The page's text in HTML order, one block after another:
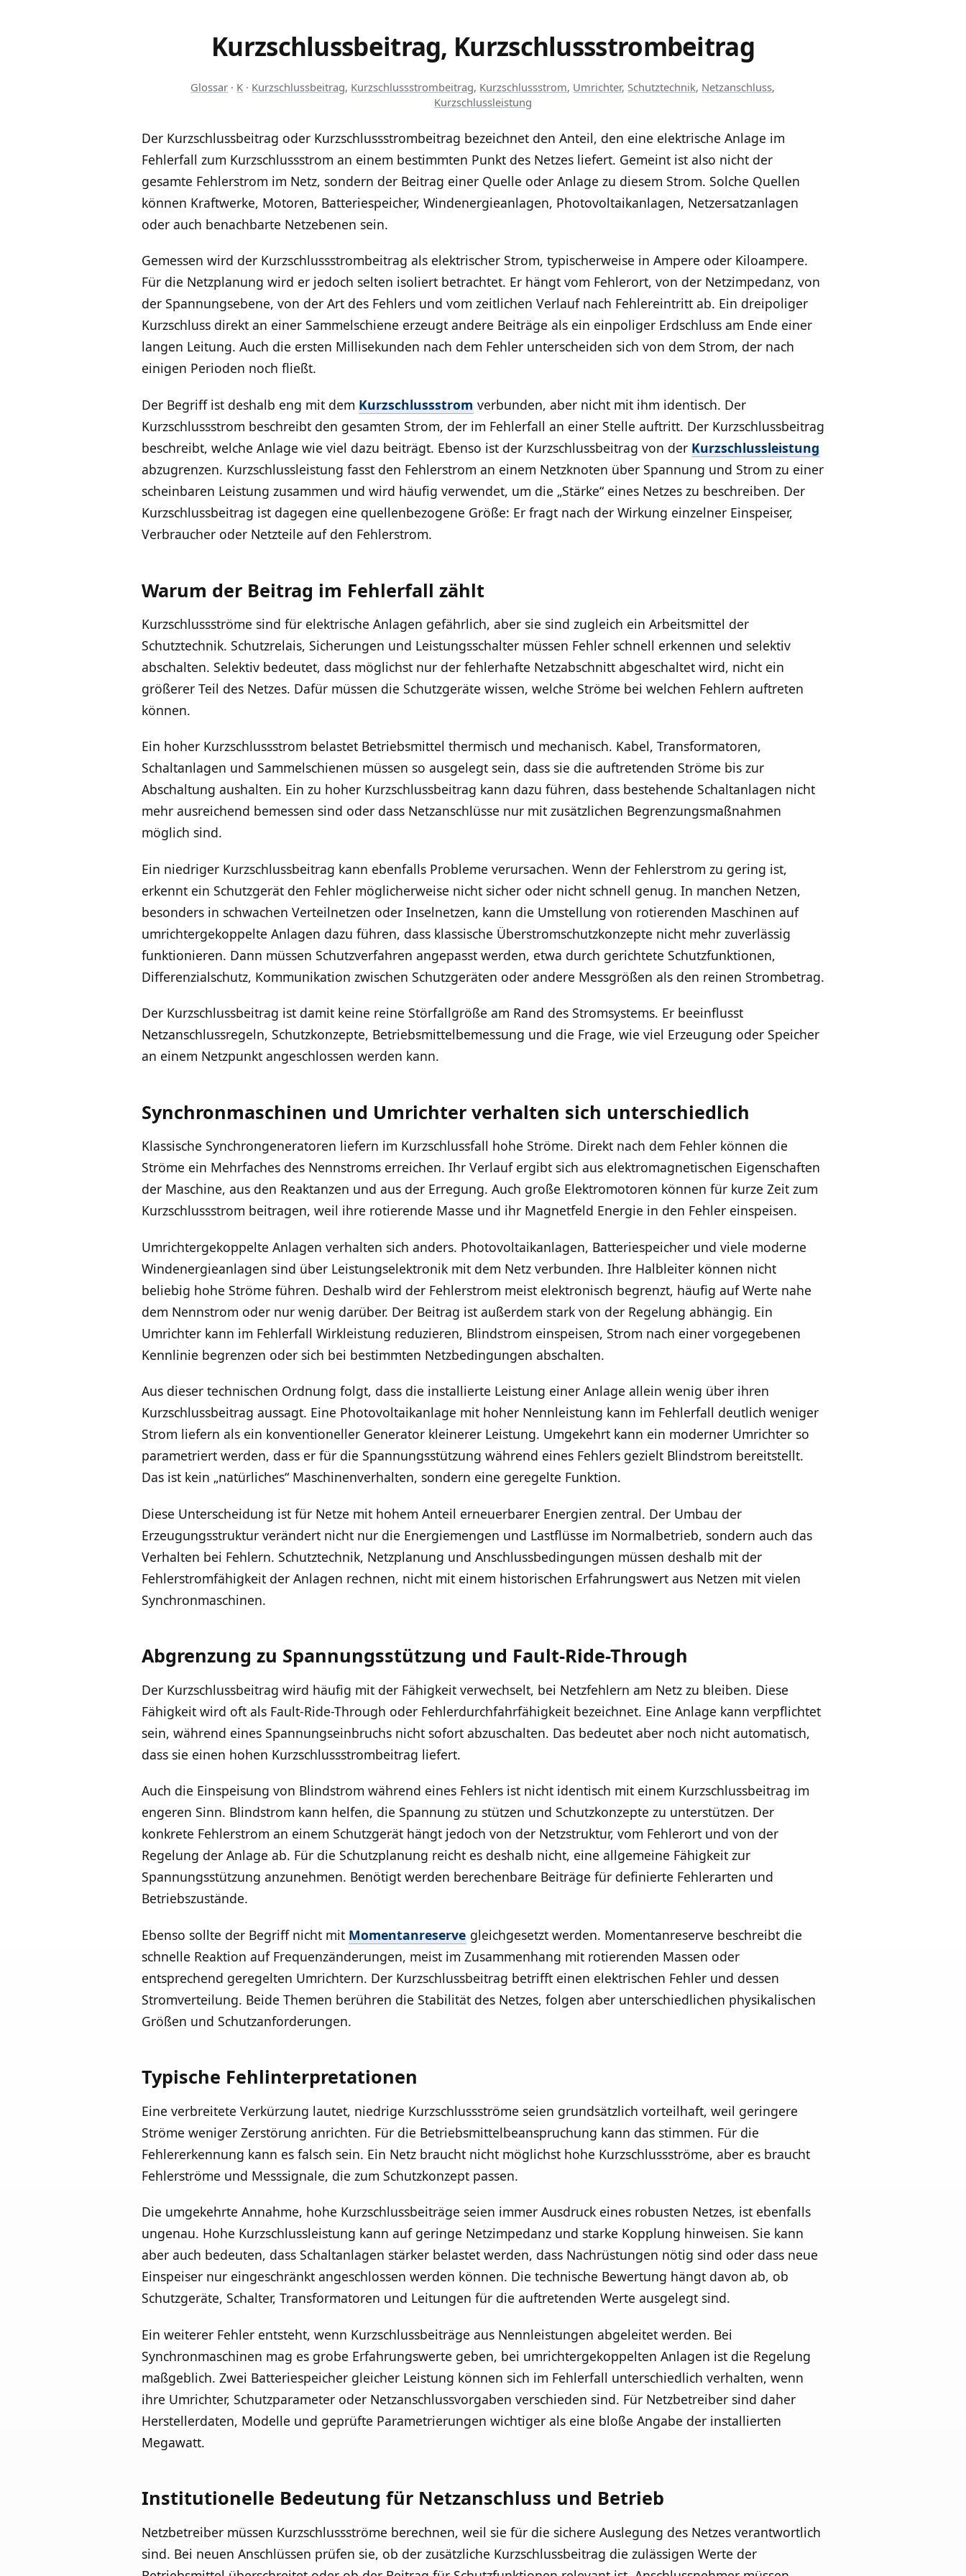
Kurzschlussbeitrag, Kurzschlussstrombeitrag
Glossar · K · Kurzschlussbeitrag, Kurzschlussstrombeitrag, Kurzschlussstrom, Umrichter, Schutztechnik, Netzanschluss,
Kurzschlussleistung
Der Kurzschlussbeitrag oder Kurzschlussstrombeitrag bezeichnet den Anteil, den eine elektrische Anlage im
Fehlerfall zum Kurzschlussstrom an einem bestimmten Punkt des Netzes liefert. Gemeint ist also nicht der
gesamte Fehlerstrom im Netz, sondern der Beitrag einer Quelle oder Anlage zu diesem Strom. Solche Quellen
können Kraftwerke, Motoren, Batteriespeicher, Windenergieanlagen, Photovoltaikanlagen, Netzersatzanlagen
oder auch benachbarte Netzebenen sein.
Gemessen wird der Kurzschlussstrombeitrag als elektrischer Strom, typischerweise in Ampere oder Kiloampere.
Für die Netzplanung wird er jedoch selten isoliert betrachtet. Er hängt vom Fehlerort, von der Netzimpedanz, von
der Spannungsebene, von der Art des Fehlers und vom zeitlichen Verlauf nach Fehlereintritt ab. Ein dreipoliger
Kurzschluss direkt an einer Sammelschiene erzeugt andere Beiträge als ein einpoliger Erdschluss am Ende einer
langen Leitung. Auch die ersten Millisekunden nach dem Fehler unterscheiden sich von dem Strom, der nach
einigen Perioden noch fließt.
Der Begriff ist deshalb eng mit dem Kurzschlussstrom verbunden, aber nicht mit ihm identisch. Der
Kurzschlussstrom beschreibt den gesamten Strom, der im Fehlerfall an einer Stelle auftritt. Der Kurzschlussbeitrag
beschreibt, welche Anlage wie viel dazu beiträgt. Ebenso ist der Kurzschlussbeitrag von der Kurzschlussleistung
abzugrenzen. Kurzschlussleistung fasst den Fehlerstrom an einem Netzknoten über Spannung und Strom zu einer
scheinbaren Leistung zusammen und wird häufig verwendet, um die „Stärke“ eines Netzes zu beschreiben. Der
Kurzschlussbeitrag ist dagegen eine quellenbezogene Größe: Er fragt nach der Wirkung einzelner Einspeiser,
Verbraucher oder Netzteile auf den Fehlerstrom.
Warum der Beitrag im Fehlerfall zählt
Kurzschlussströme sind für elektrische Anlagen gefährlich, aber sie sind zugleich ein Arbeitsmittel der
Schutztechnik. Schutzrelais, Sicherungen und Leistungsschalter müssen Fehler schnell erkennen und selektiv
abschalten. Selektiv bedeutet, dass möglichst nur der fehlerhafte Netzabschnitt abgeschaltet wird, nicht ein
größerer Teil des Netzes. Dafür müssen die Schutzgeräte wissen, welche Ströme bei welchen Fehlern auftreten
können.
Ein hoher Kurzschlussstrom belastet Betriebsmittel thermisch und mechanisch. Kabel, Transformatoren,
Schaltanlagen und Sammelschienen müssen so ausgelegt sein, dass sie die auftretenden Ströme bis zur
Abschaltung aushalten. Ein zu hoher Kurzschlussbeitrag kann dazu führen, dass bestehende Schaltanlagen nicht
mehr ausreichend bemessen sind oder dass Netzanschlüsse nur mit zusätzlichen Begrenzungsmaßnahmen
möglich sind.
Ein niedriger Kurzschlussbeitrag kann ebenfalls Probleme verursachen. Wenn der Fehlerstrom zu gering ist,
erkennt ein Schutzgerät den Fehler möglicherweise nicht sicher oder nicht schnell genug. In manchen Netzen,
besonders in schwachen Verteilnetzen oder Inselnetzen, kann die Umstellung von rotierenden Maschinen auf
umrichtergekoppelte Anlagen dazu führen, dass klassische Überstromschutzkonzepte nicht mehr zuverlässig
funktionieren. Dann müssen Schutzverfahren angepasst werden, etwa durch gerichtete Schutzfunktionen,
Differenzialschutz, Kommunikation zwischen Schutzgeräten oder andere Messgrößen als den reinen Strombetrag.
Der Kurzschlussbeitrag ist damit keine reine Störfallgröße am Rand des Stromsystems. Er beeinflusst
Netzanschlussregeln, Schutzkonzepte, Betriebsmittelbemessung und die Frage, wie viel Erzeugung oder Speicher
an einem Netzpunkt angeschlossen werden kann.
Synchronmaschinen und Umrichter verhalten sich unterschiedlich
Klassische Synchrongeneratoren liefern im Kurzschlussfall hohe Ströme. Direkt nach dem Fehler können die
Ströme ein Mehrfaches des Nennstroms erreichen. Ihr Verlauf ergibt sich aus elektromagnetischen Eigenschaften
der Maschine, aus den Reaktanzen und aus der Erregung. Auch große Elektromotoren können für kurze Zeit zum
Kurzschlussstrom beitragen, weil ihre rotierende Masse und ihr Magnetfeld Energie in den Fehler einspeisen.
Umrichtergekoppelte Anlagen verhalten sich anders. Photovoltaikanlagen, Batteriespeicher und viele moderne
Windenergieanlagen sind über Leistungselektronik mit dem Netz verbunden. Ihre Halbleiter können nicht
beliebig hohe Ströme führen. Deshalb wird der Fehlerstrom meist elektronisch begrenzt, häufig auf Werte nahe
dem Nennstrom oder nur wenig darüber. Der Beitrag ist außerdem stark von der Regelung abhängig. Ein
Umrichter kann im Fehlerfall Wirkleistung reduzieren, Blindstrom einspeisen, Strom nach einer vorgegebenen
Kennlinie begrenzen oder sich bei bestimmten Netzbedingungen abschalten.
Aus dieser technischen Ordnung folgt, dass die installierte Leistung einer Anlage allein wenig über ihren
Kurzschlussbeitrag aussagt. Eine Photovoltaikanlage mit hoher Nennleistung kann im Fehlerfall deutlich weniger
Strom liefern als ein konventioneller Generator kleinerer Leistung. Umgekehrt kann ein moderner Umrichter so
parametriert werden, dass er für die Spannungsstützung während eines Fehlers gezielt Blindstrom bereitstellt.
Das ist kein „natürliches“ Maschinenverhalten, sondern eine geregelte Funktion.
Diese Unterscheidung ist für Netze mit hohem Anteil erneuerbarer Energien zentral. Der Umbau der
Erzeugungsstruktur verändert nicht nur die Energiemengen und Lastflüsse im Normalbetrieb, sondern auch das
Verhalten bei Fehlern. Schutztechnik, Netzplanung und Anschlussbedingungen müssen deshalb mit der
Fehlerstromfähigkeit der Anlagen rechnen, nicht mit einem historischen Erfahrungswert aus Netzen mit vielen
Synchronmaschinen.
Abgrenzung zu Spannungsstützung und Fault-Ride-Through
Der Kurzschlussbeitrag wird häufig mit der Fähigkeit verwechselt, bei Netzfehlern am Netz zu bleiben. Diese
Fähigkeit wird oft als Fault-Ride-Through oder Fehlerdurchfahrfähigkeit bezeichnet. Eine Anlage kann verpflichtet
sein, während eines Spannungseinbruchs nicht sofort abzuschalten. Das bedeutet aber noch nicht automatisch,
dass sie einen hohen Kurzschlussstrombeitrag liefert.
Auch die Einspeisung von Blindstrom während eines Fehlers ist nicht identisch mit einem Kurzschlussbeitrag im
engeren Sinn. Blindstrom kann helfen, die Spannung zu stützen und Schutzkonzepte zu unterstützen. Der
konkrete Fehlerstrom an einem Schutzgerät hängt jedoch von der Netzstruktur, vom Fehlerort und von der
Regelung der Anlage ab. Für die Schutzplanung reicht es deshalb nicht, eine allgemeine Fähigkeit zur
Spannungsstützung anzunehmen. Benötigt werden berechenbare Beiträge für definierte Fehlerarten und
Betriebszustände.
Ebenso sollte der Begriff nicht mit Momentanreserve gleichgesetzt werden. Momentanreserve beschreibt die
schnelle Reaktion auf Frequenzänderungen, meist im Zusammenhang mit rotierenden Massen oder
entsprechend geregelten Umrichtern. Der Kurzschlussbeitrag betrifft einen elektrischen Fehler und dessen
Stromverteilung. Beide Themen berühren die Stabilität des Netzes, folgen aber unterschiedlichen physikalischen
Größen und Schutzanforderungen.
Typische Fehlinterpretationen
Eine verbreitete Verkürzung lautet, niedrige Kurzschlussströme seien grundsätzlich vorteilhaft, weil geringere
Ströme weniger Zerstörung anrichten. Für die Betriebsmittelbeanspruchung kann das stimmen. Für die
Fehlererkennung kann es falsch sein. Ein Netz braucht nicht möglichst hohe Kurzschlussströme, aber es braucht
Fehlerströme und Messsignale, die zum Schutzkonzept passen.
Die umgekehrte Annahme, hohe Kurzschlussbeiträge seien immer Ausdruck eines robusten Netzes, ist ebenfalls
ungenau. Hohe Kurzschlussleistung kann auf geringe Netzimpedanz und starke Kopplung hinweisen. Sie kann
aber auch bedeuten, dass Schaltanlagen stärker belastet werden, dass Nachrüstungen nötig sind oder dass neue
Einspeiser nur eingeschränkt angeschlossen werden können. Die technische Bewertung hängt davon ab, ob
Schutzgeräte, Schalter, Transformatoren und Leitungen für die auftretenden Werte ausgelegt sind.
Ein weiterer Fehler entsteht, wenn Kurzschlussbeiträge aus Nennleistungen abgeleitet werden. Bei
Synchronmaschinen mag es grobe Erfahrungswerte geben, bei umrichtergekoppelten Anlagen ist die Regelung
maßgeblich. Zwei Batteriespeicher gleicher Leistung können sich im Fehlerfall unterschiedlich verhalten, wenn
ihre Umrichter, Schutzparameter oder Netzanschlussvorgaben verschieden sind. Für Netzbetreiber sind daher
Herstellerdaten, Modelle und geprüfte Parametrierungen wichtiger als eine bloße Angabe der installierten
Megawatt.
Institutionelle Bedeutung für Netzanschluss und Betrieb
Netzbetreiber müssen Kurzschlussströme berechnen, weil sie für die sichere Auslegung des Netzes verantwortlich
sind. Bei neuen Anschlüssen prüfen sie, ob der zusätzliche Kurzschlussbeitrag die zulässigen Werte der